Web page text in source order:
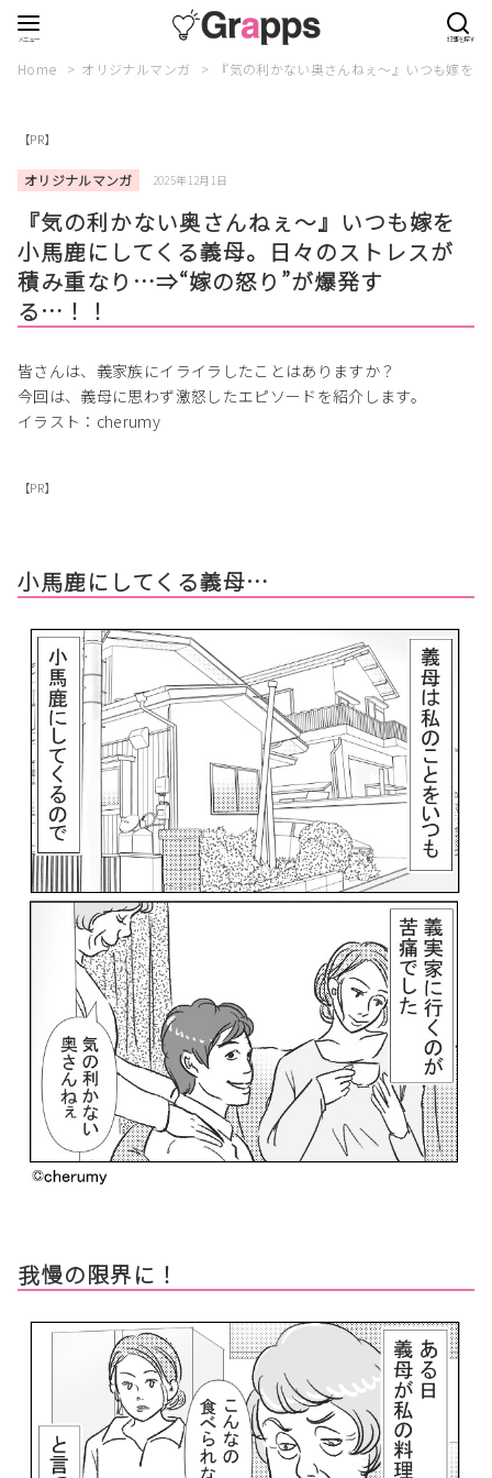
Home オリジナルマンガ 『気の利かない奥さんねぇ～』いつも嫁
【PR】
オリジナルマンガ 2025年12月1日
『気の利かない奥さんねぇ～』いつも嫁を
小馬鹿にしてくる義母。日々のストレスが
積み重なり…⇒“嫁の怒り”が爆発す
る…！！
皆さんは、義家族にイライラしたことはありますか？
今回は、義母に思わず激怒したエピソードを紹介します。
イラスト：cherumy
【PR】
小馬鹿にしてくる義母…
我慢の限界に！